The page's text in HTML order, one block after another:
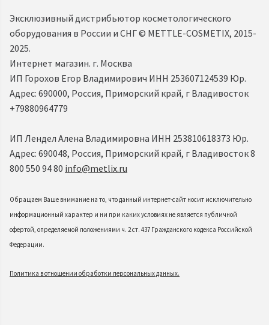
Эксклюзивный дистрибьютор косметологического
оборудования в России и СНГ ©️ METTLE-COSMETIX, 2015-
2025.
Интернет магазин. г. Москва
ИП Горохов Егор Владимирович ИНН 253607124539 Юр.
Адрес: 690000, Россия, Приморский край, г Владивосток
+79880964779
ИП Лендел Алена Владимировна ИНН 253810618373 Юр.
Адрес: 690048, Россия, Приморский край, г Владивосток 8
800 550 94 80 info@metlix.ru
Обращаем Ваше внимание на то, что данный интернет-сайт носит исключительно
информационный характер и ни при каких условиях не является публичной
офертой, определяемой положениями ч. 2 ст. 437 Гражданского кодекса Российской
Федерации.
Политика в отношении обработки персональных данных.